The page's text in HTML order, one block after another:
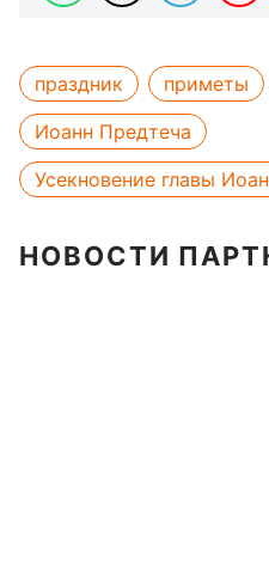
праздник приметы
Иоанн Предтеча
Усекновение главы
НОВОСТИ